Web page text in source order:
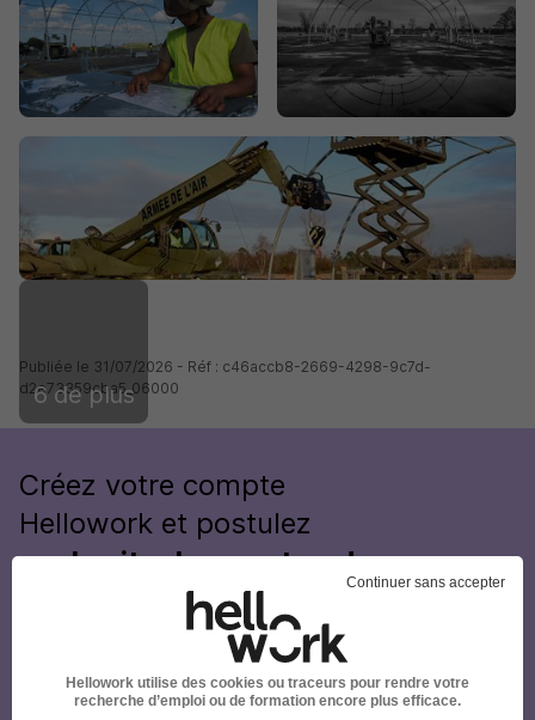
6 de plus
Publiée le 31/07/2026 - Réf : c46accb8-2669-4298-9c7d-
d2e73359cba5_06000
Créez votre compte
Hellowork et postulez
sur le site du recruteur !
Continuer sans accepter
Hellowork utilise des cookies ou traceurs pour rendre votre
recherche d’emploi ou de formation encore plus efficace.